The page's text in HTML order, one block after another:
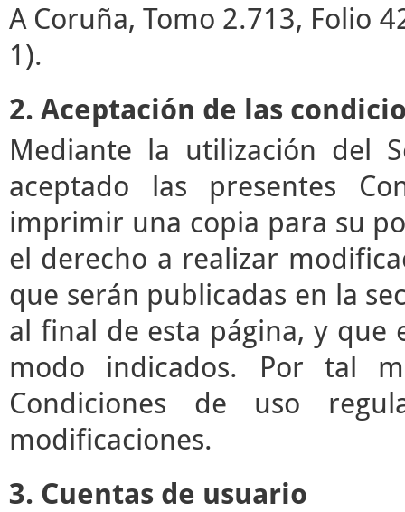
A Coruña, Tomo 2.713, Folio
1).
2. Aceptación de las
Mediante la utilización del
aceptado las presentes
imprimir una copia para su
el derecho a realizar
que serán publicadas en la
al final de esta página, y que
modo indicados. Por tal
Condiciones de uso
modificaciones.
3. Cuentas de usuario